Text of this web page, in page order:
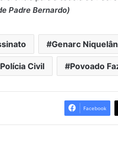
Padre Bernardo)
Genarc
Polícia Civil Povoado
Facebook